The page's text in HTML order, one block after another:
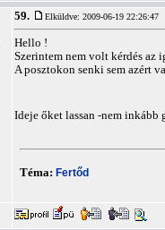
59. Elküldve: 2009-06-19 22:26:47
Hello !
Szerintem nem volt kérdés az
A posztokon senki sem azért
Ideje őket lassan -nem inkább
Téma: Fertőd